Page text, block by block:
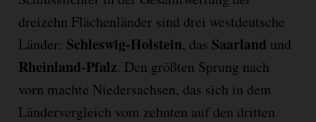
dreizehn Flächenländer sind drei westdeutsche
Länder: Schleswig-Holstein, das Saarland und
Rheinland-Pfalz. Den größten Sprung nach
vorn machte Niedersachsen, das sich in dem
Ländervergleich vom zehnten auf den dritten